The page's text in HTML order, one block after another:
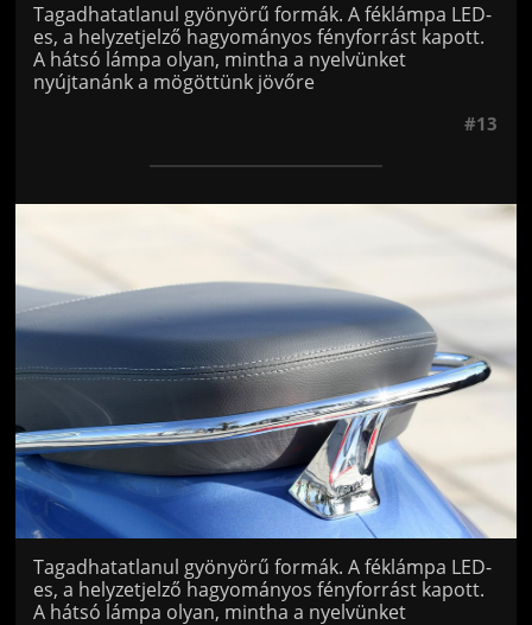
Tagadhatatlanul gyönyörű formák. A féklámpa LED-
es, a helyzetjelző hagyományos fényforrást kapott.
A hátsó lámpa olyan, mintha a nyelvünket
nyújtanánk a mögöttünk jövőre
#13
Tagadhatatlanul gyönyörű formák. A féklámpa LED-
es, a helyzetjelző hagyományos fényforrást kapott.
A hátsó lámpa olyan, mintha a nyelvünket